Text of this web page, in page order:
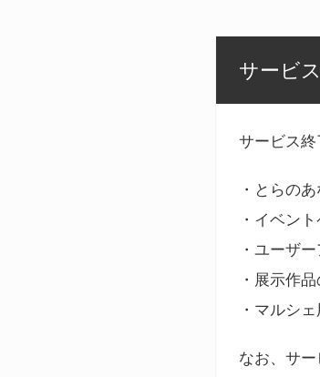
サービ
サービス終
・とらの
・イベン
・ユーザ
・展示作
・マルシ
なお、サ